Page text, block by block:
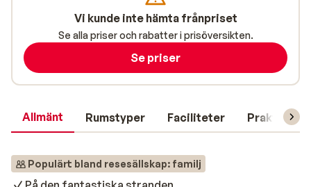
Allmänt Rumstyper Faciliteter Praktisk
Populärt bland resesällskap: familj
Vi kunde inte hämta frånpriset
Se alla priser och rabatter i prisöversikten.
Se priser